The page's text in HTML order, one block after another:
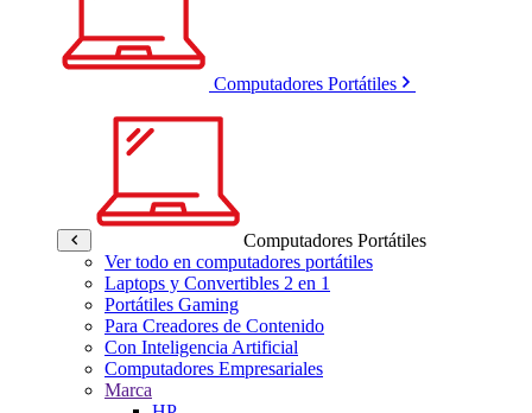
Computadores Portátiles
Computadores Portátiles
Ver todo en computadores portátiles
Laptops y Convertibles 2 en 1
Portátiles Gaming
Para Creadores de Contenido
Con Inteligencia Artificial
Computadores Empresariales
Marca